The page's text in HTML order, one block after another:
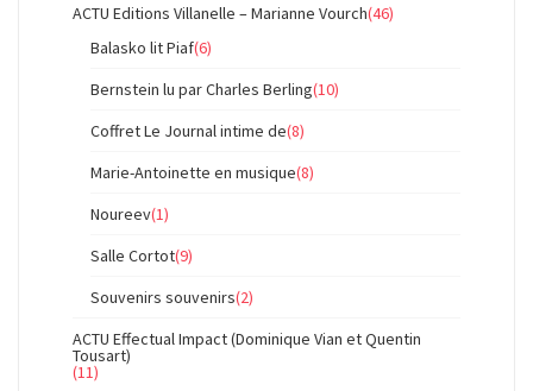
ACTU Editions Villanelle – Marianne Vourch(46)
Balasko lit Piaf(6)
Bernstein lu par Charles Berling(10)
Coffret Le Journal intime de(8)
Marie-Antoinette en musique(8)
Noureev(1)
Salle Cortot(9)
Souvenirs souvenirs(2)
ACTU Effectual Impact (Dominique Vian et Quentin
Tousart)
(11)